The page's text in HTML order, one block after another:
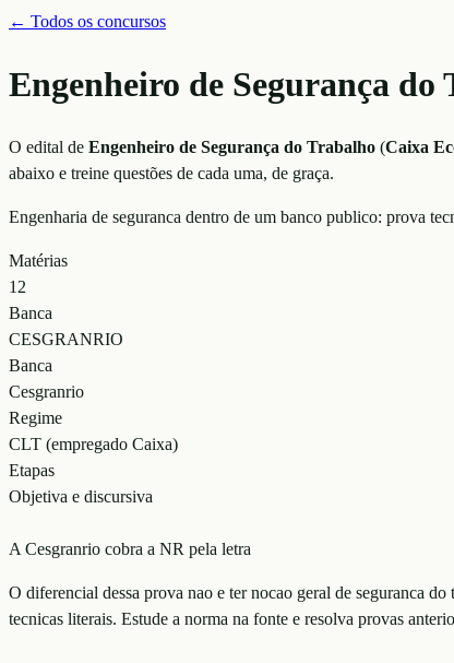
← Todos os concursos
Engenheiro de Segurança
O edital de Engenheiro de Segurança do Trabalho (Caixa
abaixo e treine questões de cada uma, de graça.
Engenharia de seguranca dentro de um banco publico: prova
Matérias
12
Banca
CESGRANRIO
Banca
Cesgranrio
Regime
CLT (empregado Caixa)
Etapas
Objetiva e discursiva
A Cesgranrio cobra a NR pela letra
O diferencial dessa prova nao e ter nocao geral de seguranca
tecnicas literais. Estude a norma na fonte e resolva provas